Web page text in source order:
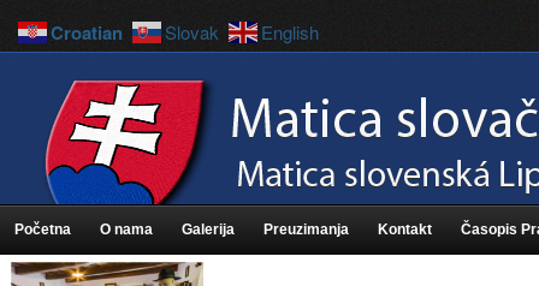
Početna O nama Galerija Preuzimanja Kontakt Časopis
Croatian Slovak English